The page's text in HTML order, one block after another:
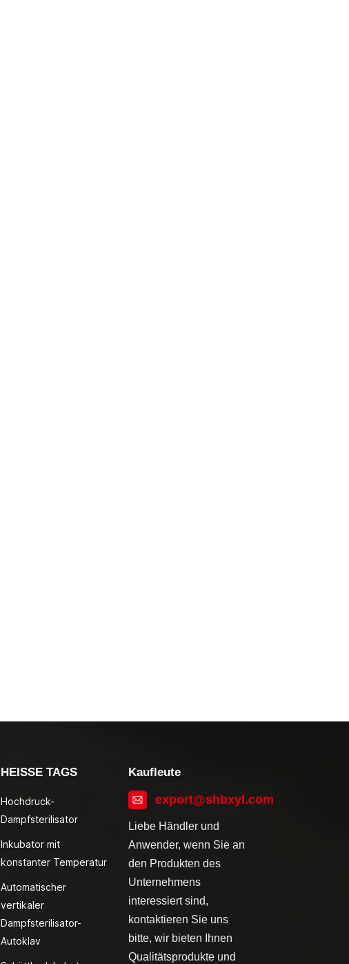
HEISSE TAGS
Hochdruck-
Dampfsterilisator
Inkubator mit
konstanter Temperatur
Automatischer
vertikaler
Dampfsterilisator-
Autoklav
Kaufleute
export@shbxyl.com
Liebe Händler und
Anwender, wenn Sie an
den Produkten des
Unternehmens
interessiert sind,
kontaktieren Sie uns
bitte, wir bieten Ihnen
Qualitätsprodukte und